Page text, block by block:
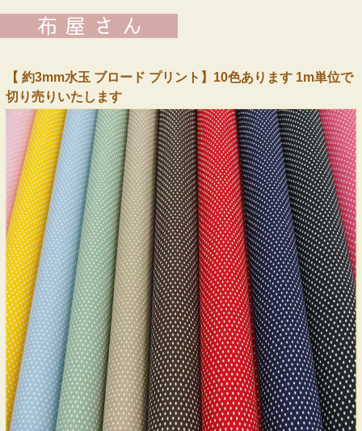
【 約3mm水玉 ブロード プリント】10色あります 1m単位で
切り売りいたします